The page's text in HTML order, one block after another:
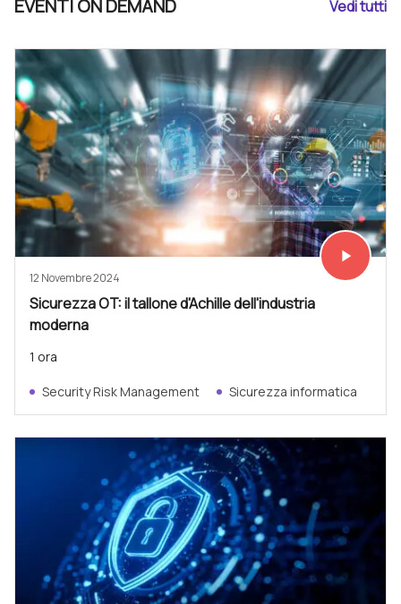
EVENTI ON DEMAND Vedi tutti
Vedi subito
play_arrow
12 Novembre 2024
Sicurezza OT: il tallone d'Achille dell'industria
moderna
1 ora
Security Risk Management Sicurezza informatica